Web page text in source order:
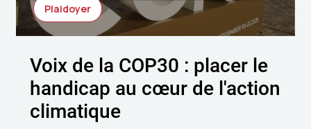
Plaidoyer
Voix de la COP30 : placer le
handicap au cœur de l'action
climatique